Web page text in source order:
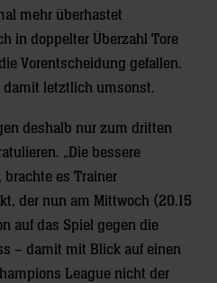
mehr überhastet
in doppelter Überzahl Tore
Vorentscheidung gefallen.
damit letztlich umsonst.
deshalb nur zum dritten
„Die bessere
brachte es Trainer
der nun am Mittwoch (20.15
auf das Spiel gegen die
– damit mit Blick auf einen
League nicht der